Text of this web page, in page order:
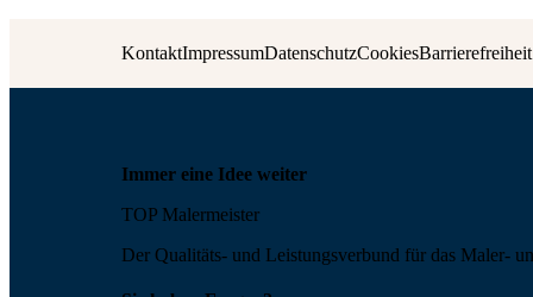
KontaktImpressumDatenschutzCookiesBarrierefreiheit
Immer eine Idee weiter
TOP Malermeister
Der Qualitäts- und Leis­tungs­ver­bund für das Maler-